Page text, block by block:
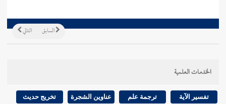
التالي السابق
الخدمات العلمية
تفسير الآية ترجمة علم عناوين الشجرة تخريج حديث